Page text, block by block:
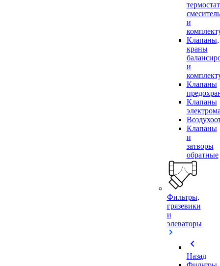
и
Клапаны,
краны
и
Клапаны
Клапаны
Клапаны
и
затворы
обратные
Фильтры,
грязевики
и
элеваторы
chevron_left
Назад